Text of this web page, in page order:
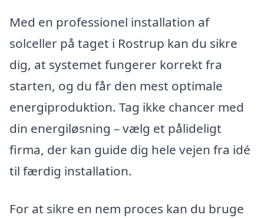
Med en professionel installation af
solceller på taget i Rostrup kan du sikre
dig, at systemet fungerer korrekt fra
starten, og du får den mest optimale
energiproduktion. Tag ikke chancer med
din energiløsning – vælg et pålideligt
firma, der kan guide dig hele vejen fra idé
til færdig installation.
For at sikre en nem proces kan du bruge